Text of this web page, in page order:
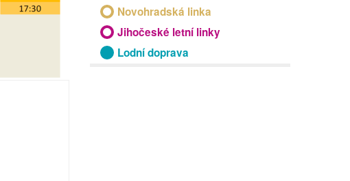
Novohradská linka
Jihočeské letní linky
Lodní doprava